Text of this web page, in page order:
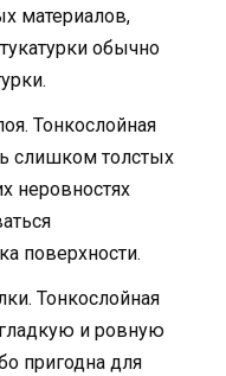
материалов,
обычно
Тонкослойная
слишком толстых
неровностях
поверхности.
Тонкослойная
и ровную
пригодна для